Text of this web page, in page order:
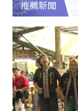
推薦新聞